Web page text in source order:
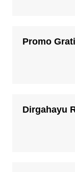
Promo
Dirgahayu